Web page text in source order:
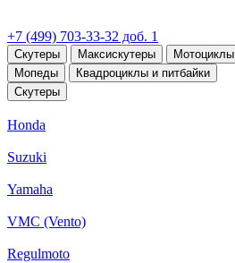
+7 (499) 703-33-32 доб. 1
Скутеры Максискутеры Мотоциклы
Мопеды
Квадроциклы и питбайки
Скутеры
Honda
Suzuki
Yamaha
VMC (Vento)
Regulmoto